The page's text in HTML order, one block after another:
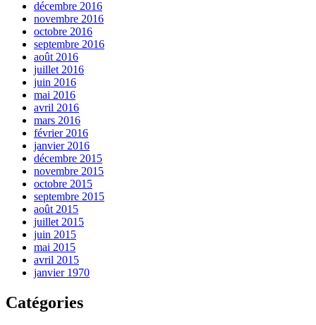
décembre 2016
novembre 2016
octobre 2016
septembre 2016
août 2016
juillet 2016
juin 2016
mai 2016
avril 2016
mars 2016
février 2016
janvier 2016
décembre 2015
novembre 2015
octobre 2015
septembre 2015
août 2015
juillet 2015
juin 2015
mai 2015
avril 2015
janvier 1970
Catégories